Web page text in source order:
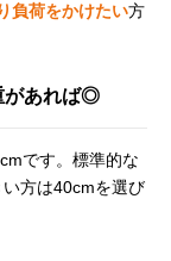
負荷をかけたい方
があれば◎
です。標準的な
方は40cmを選び